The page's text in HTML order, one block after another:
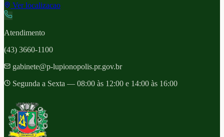
Ver localizacao
Atendimento
(43) 3660-1100
gabinete@p-lupionopolis.pr.gov.br
Segunda a Sexta — 08:00 às 12:00 e 14:00 às 16:00